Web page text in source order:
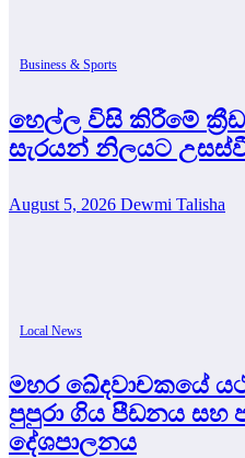
Business & Sports
හෙල්ල විසි කිරීමේ
සැරයන් නිලයට
August 5, 2026 Dewmi Talisha
Local News
මහර ඛේදවාචකයේ
පුපුරා ගිය පීඩනය සහ
දේශපාලනය